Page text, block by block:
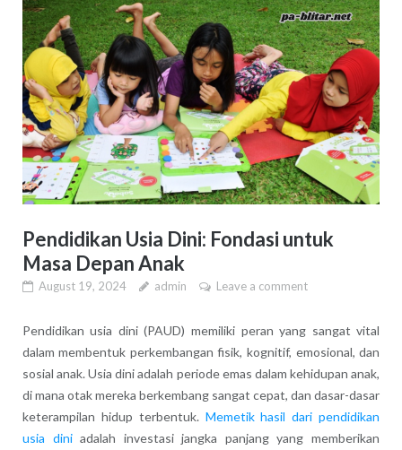
Pendidikan Usia Dini: Fondasi untuk
Masa Depan Anak
August 19, 2024 admin Leave a comment
Pendidikan usia dini (PAUD) memiliki peran yang sangat vital
dalam membentuk perkembangan fisik, kognitif, emosional, dan
sosial anak. Usia dini adalah periode emas dalam kehidupan anak,
di mana otak mereka berkembang sangat cepat, dan dasar-dasar
keterampilan hidup terbentuk. Memetik hasil dari pendidikan
usia diniadalah investasi jangka panjang yang memberikan